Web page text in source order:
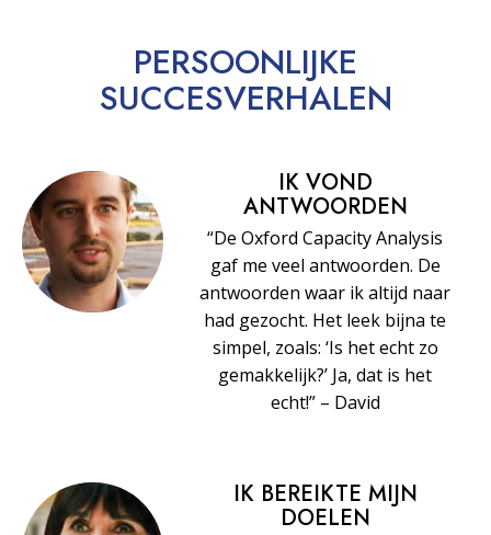
PERSOONLIJKE
SUCCESVERHALEN
IK VOND
ANTWOORDEN
“De Oxford Capacity Analysis
gaf me veel antwoorden. De
antwoorden waar ik altijd naar
had gezocht. Het leek bijna te
simpel, zoals: ‘Is het echt zo
gemakkelijk?’ Ja, dat is het
echt!” – David
IK BEREIKTE MIJN
DOELEN